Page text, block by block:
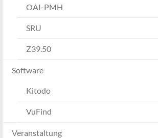
OAI-PMH
SRU
Z39.50
Software
Kitodo
VuFind
Veranstaltung